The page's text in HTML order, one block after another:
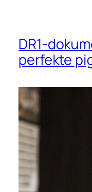
DR1-
perfekte